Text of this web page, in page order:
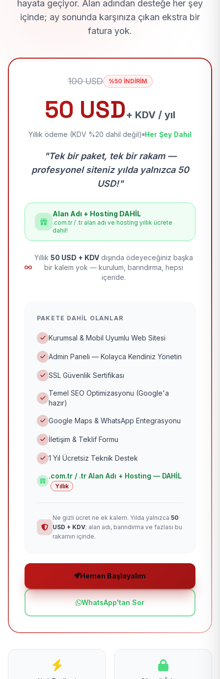
hayata geçiyor. Alan adından desteğe her şey
içinde; ay sonunda karşınıza çıkan ekstra bir
fatura yok.
100 USD %50 İNDİRİM
50 USD+ KDV / yıl
Yıllık ödeme (KDV %20 dahil değil) Her Şey Dahil
"Tek bir paket, tek bir rakam —
profesyonel siteniz yılda yalnızca 50
USD!"
Alan Adı + Hosting DAHİL
.com.tr / .tr alan adı ve hosting yıllık ücrete
dahil!
Yıllık 50 USD + KDV dışında ödeyeceğiniz başka
bir kalem yok — kurulum, barındırma, hepsi
içeride.
PAKETE DAHIL OLANLAR
Kurumsal & Mobil Uyumlu Web Sitesi
Admin Paneli — Kolayca Kendiniz Yönetin
SSL Güvenlik Sertifikası
Temel SEO Optimizasyonu (Google'a
hazır)
Google Maps & WhatsApp Entegrasyonu
İletişim & Teklif Formu
1 Yıl Ücretsiz Teknik Destek
.com.tr / .tr Alan Adı + Hosting — DAHİL
Yıllık
Ne gizli ücret ne ek kalem. Yılda yalnızca 50
USD + KDV; alan adı, barındırma ve fazlası bu
rakamın içinde.
Hemen Başlayalım
WhatsApp'tan Sor